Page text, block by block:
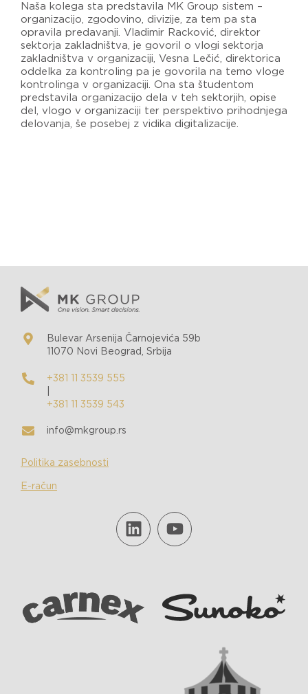
Naša kolega sta predstavila MK Group sistem –
organizacijo, zgodovino, divizije, za tem pa sta
opravila predavanji. Vladimir Racković, direktor
sektorja zakladništva, je govoril o vlogi sektorja
zakladništva v organizaciji, Vesna Lečić, direktorica
oddelka za kontroling pa je govorila na temo vloge
kontrolinga v organizaciji. Ona sta študentom
predstavila organizacijo dela v teh sektorjih, opise
del, vlogo v organizaciji ter perspektivo prihodnjega
delovanja, še posebej z vidika digitalizacije.
Bulevar Arsenija Čarnojevića 59b
11070 Novi Beograd, Srbija
+381 11 3539 555
+381 11 3539 543
info@mkgroup.rs
Politika zasebnosti
E-račun